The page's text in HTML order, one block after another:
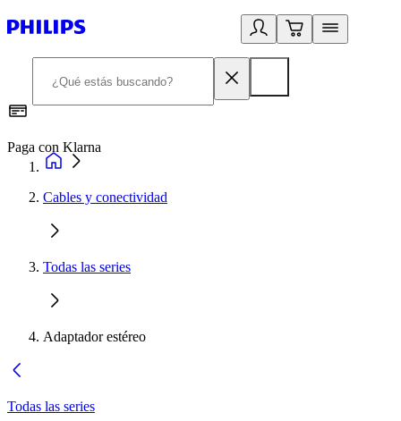
Paga con Klarna
Cables y conectividad
Todas las series
Adaptador estéreo
Todas las series